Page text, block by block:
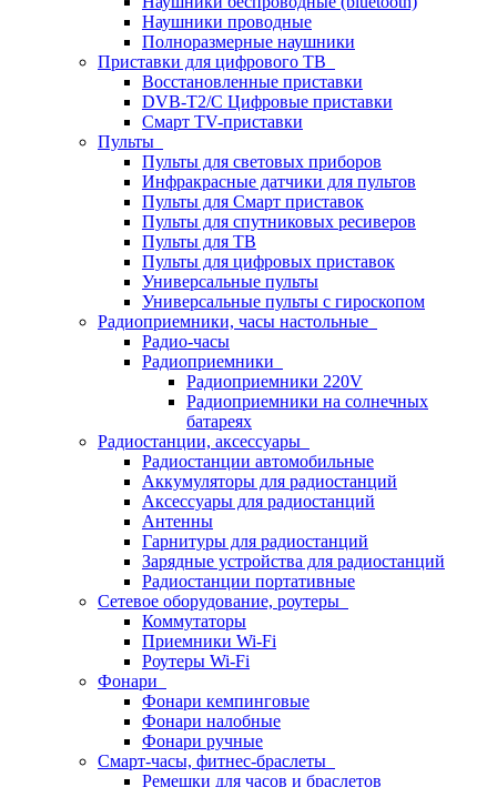
Наушники проводные
Полноразмерные наушники
Приставки для цифрового ТВ
Восстановленные приставки
DVB-T2/C Цифровые приставки
Смарт ТV-приставки
Пульты
Пульты для световых приборов
Инфракрасные датчики для пультов
Пульты для Смарт приставок
Пульты для спутниковых ресиверов
Пульты для ТВ
Пульты для цифровых приставок
Универсальные пульты
Универсальные пульты с гироскопом
Радиоприемники, часы настольные
Радио-часы
Радиоприемники
Радиоприемники 220V
Радиоприемники на солнечных
батареях
Радиостанции, аксессуары
Радиостанции автомобильные
Аккумуляторы для радиостанций
Аксессуары для радиостанций
Антенны
Гарнитуры для радиостанций
Зарядные устройства для радиостанций
Радиостанции портативные
Сетевое оборудование, роутеры
Коммутаторы
Приемники Wi-Fi
Роутеры Wi-Fi
Фонари
Фонари кемпинговые
Фонари налобные
Фонари ручные
Смарт-часы, фитнес-браслеты
Ремешки для часов и браслетов